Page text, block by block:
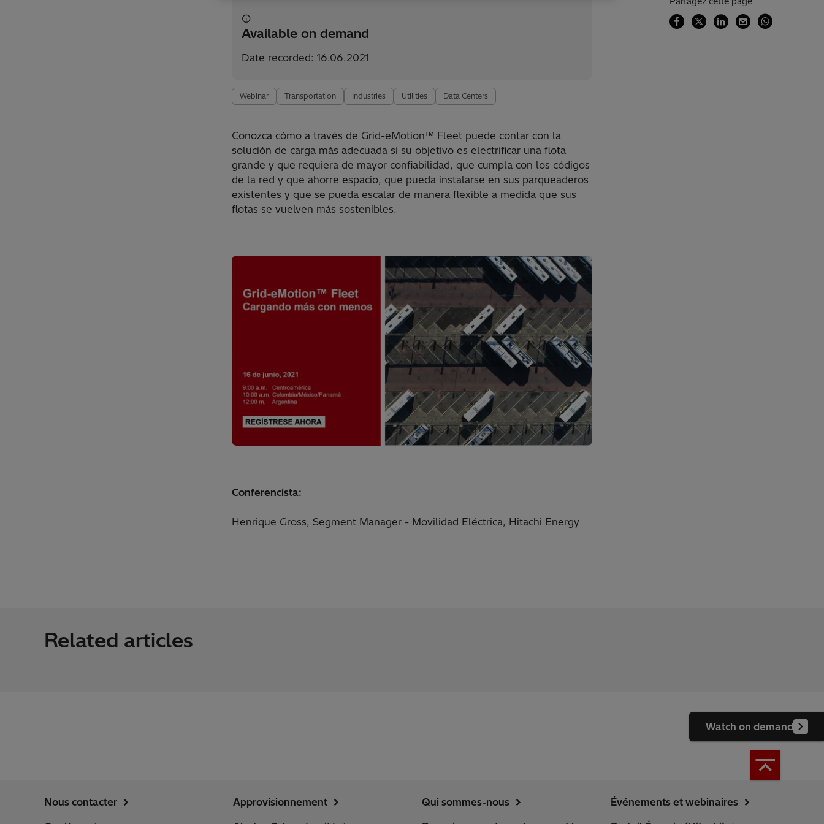
Available on demand
Date recorded: 16.06.2021
Webinar Transportation Industries Utilities Data Centers
Conozca cómo a través de Grid-eMotion™ Fleet puede contar con la
solución de carga más adecuada si su objetivo es electrificar una flota
grande y que requiera de mayor confiabilidad, que cumpla con los códigos
de la red y que ahorre espacio, que pueda instalarse en sus parqueaderos
existentes y que se pueda escalar de manera flexible a medida que sus
flotas se vuelven más sostenibles.
Watch on demand
Conferencista:
Henrique Gross, Segment Manager - Movilidad Eléctrica, Hitachi Energy
Related articles
Nous contacter
Approvisionnement
Qui sommes-nous
Événements et webinaires